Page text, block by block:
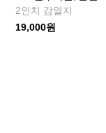
2인치 감열지
19,000원